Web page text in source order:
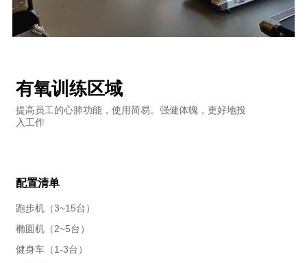
有氧训练区域
提高员工的心肺功能，使用简易。强健体魄，更好地投
入工作
配置清单
跑步机（3~15台）
椭圆机（2~5台）
健身车（1-3台）